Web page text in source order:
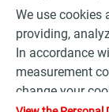
We use cookies
providing,
In accordance
measurement
change your